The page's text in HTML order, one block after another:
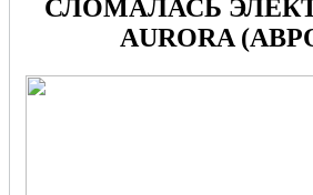
СЛОМАЛАСЬ
AURORA